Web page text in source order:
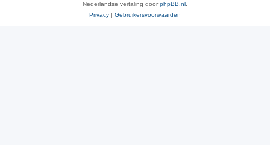
Nederlandse vertaling doorphpBB.nl
Privacy | Gebruikersvoorwaarden